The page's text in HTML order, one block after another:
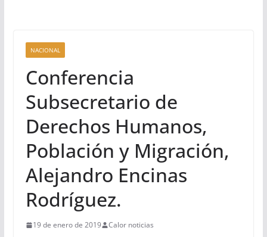
NACIONAL
Conferencia
Subsecretario de
Derechos Humanos,
Población y Migración,
Alejandro Encinas
Rodríguez.
19 de enero de 2019 Calor noticias